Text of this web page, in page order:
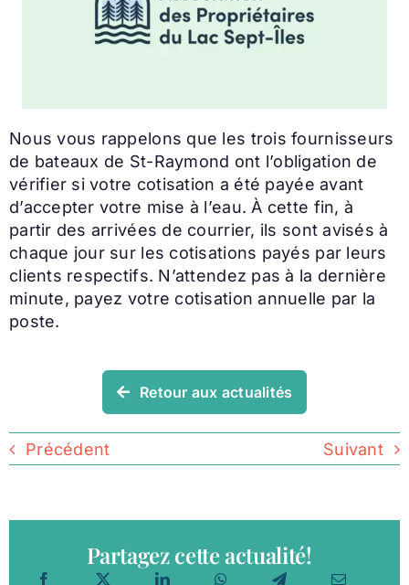
Nous vous rappelons que les trois fournisseurs
de bateaux de St-Raymond ont l’obligation de
vérifier si votre cotisation a été payée avant
d’accepter votre mise à l’eau. À cette fin, à
partir des arrivées de courrier, ils sont avisés à
chaque jour sur les cotisations payés par leurs
clients respectifs. N’attendez pas à la dernière
minute, payez votre cotisation annuelle par la
poste.
Retour aux actualités
Précédent Suivant
Partagez cette actualité!